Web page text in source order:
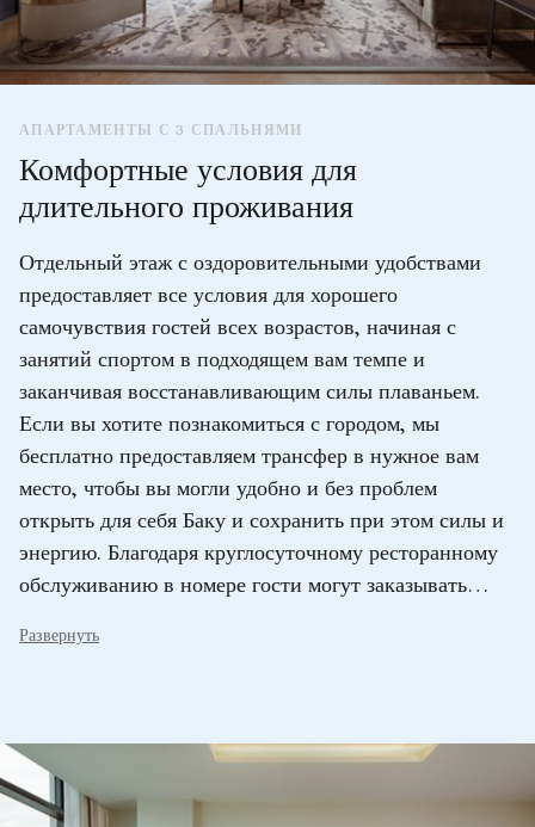
АПАРТАМЕНТЫ С 3 СПАЛЬНЯМИ
Комфортные условия для
длительного проживания
Отдельный этаж с оздоровительными удобствами
предоставляет все условия для хорошего
самочувствия гостей всех возрастов, начиная с
занятий спортом в подходящем вам темпе и
заканчивая восстанавливающим силы плаваньем.
Если вы хотите познакомиться с городом, мы
бесплатно предоставляем трансфер в нужное вам
место, чтобы вы могли удобно и без проблем
открыть для себя Баку и сохранить при этом силы и
энергию. Благодаря круглосуточному ресторанному
обслуживанию в номере гости могут заказывать
отдых в спокойной атмосфере.
Развернуть